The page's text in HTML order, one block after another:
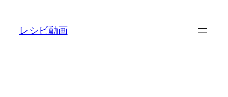
レシピ動画